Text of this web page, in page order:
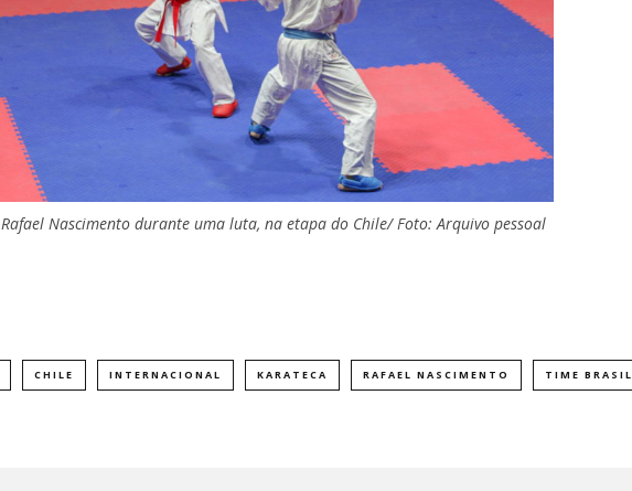
Rafael Nascimento durante uma luta, na etapa do Chile/ Foto: Arquivo pessoal
CHILE INTERNACIONAL KARATECA RAFAEL NASCIMENTO TIME BRASIL